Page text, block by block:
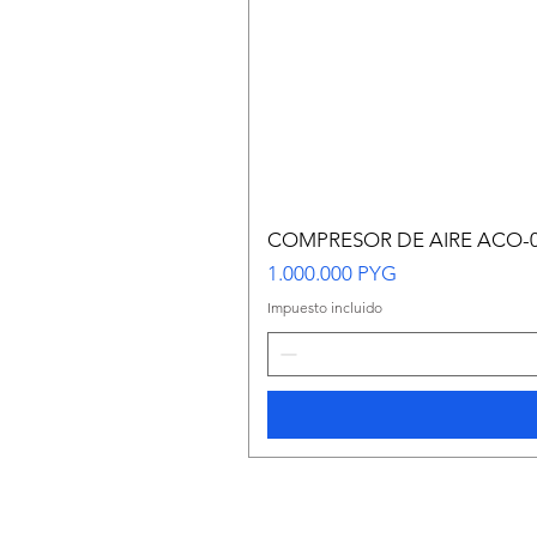
COMPRESOR DE AIRE ACO-
Precio
1.000.000 PYG
Impuesto incluido